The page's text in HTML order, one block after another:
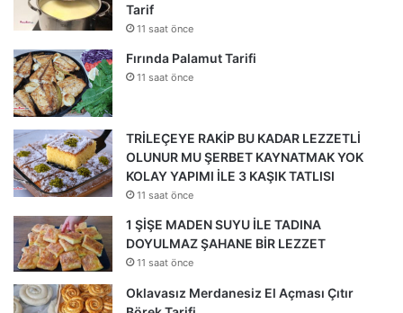
Tarif
11 saat önce
Fırında Palamut Tarifi
11 saat önce
TRİLEÇEYE RAKİP BU KADAR LEZZETLİ
OLUNUR MU ŞERBET KAYNATMAK YOK
KOLAY YAPIMI İLE 3 KAŞIK TATLISI
11 saat önce
1 ŞİŞE MADEN SUYU İLE TADINA
DOYULMAZ ŞAHANE BİR LEZZET
11 saat önce
Oklavasız Merdanesiz El Açması Çıtır